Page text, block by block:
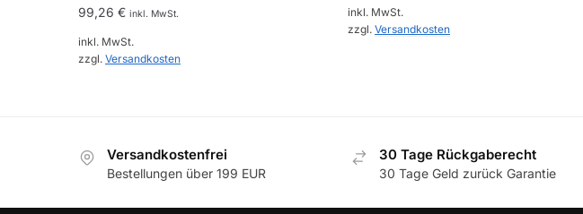
99,26€ inkl. MwSt.
inkl. MwSt.
zzgl.Versandkosten
mehrere
Varianten
inkl. MwSt.
zzgl. Versandkosten
Varianten
Versandkostenfrei
Bestellungen über 199 EUR
30 Tage Rückgaberecht
30 Tage Geld zurück Garantie